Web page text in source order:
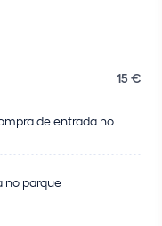
15 €
de entrada no
no parque